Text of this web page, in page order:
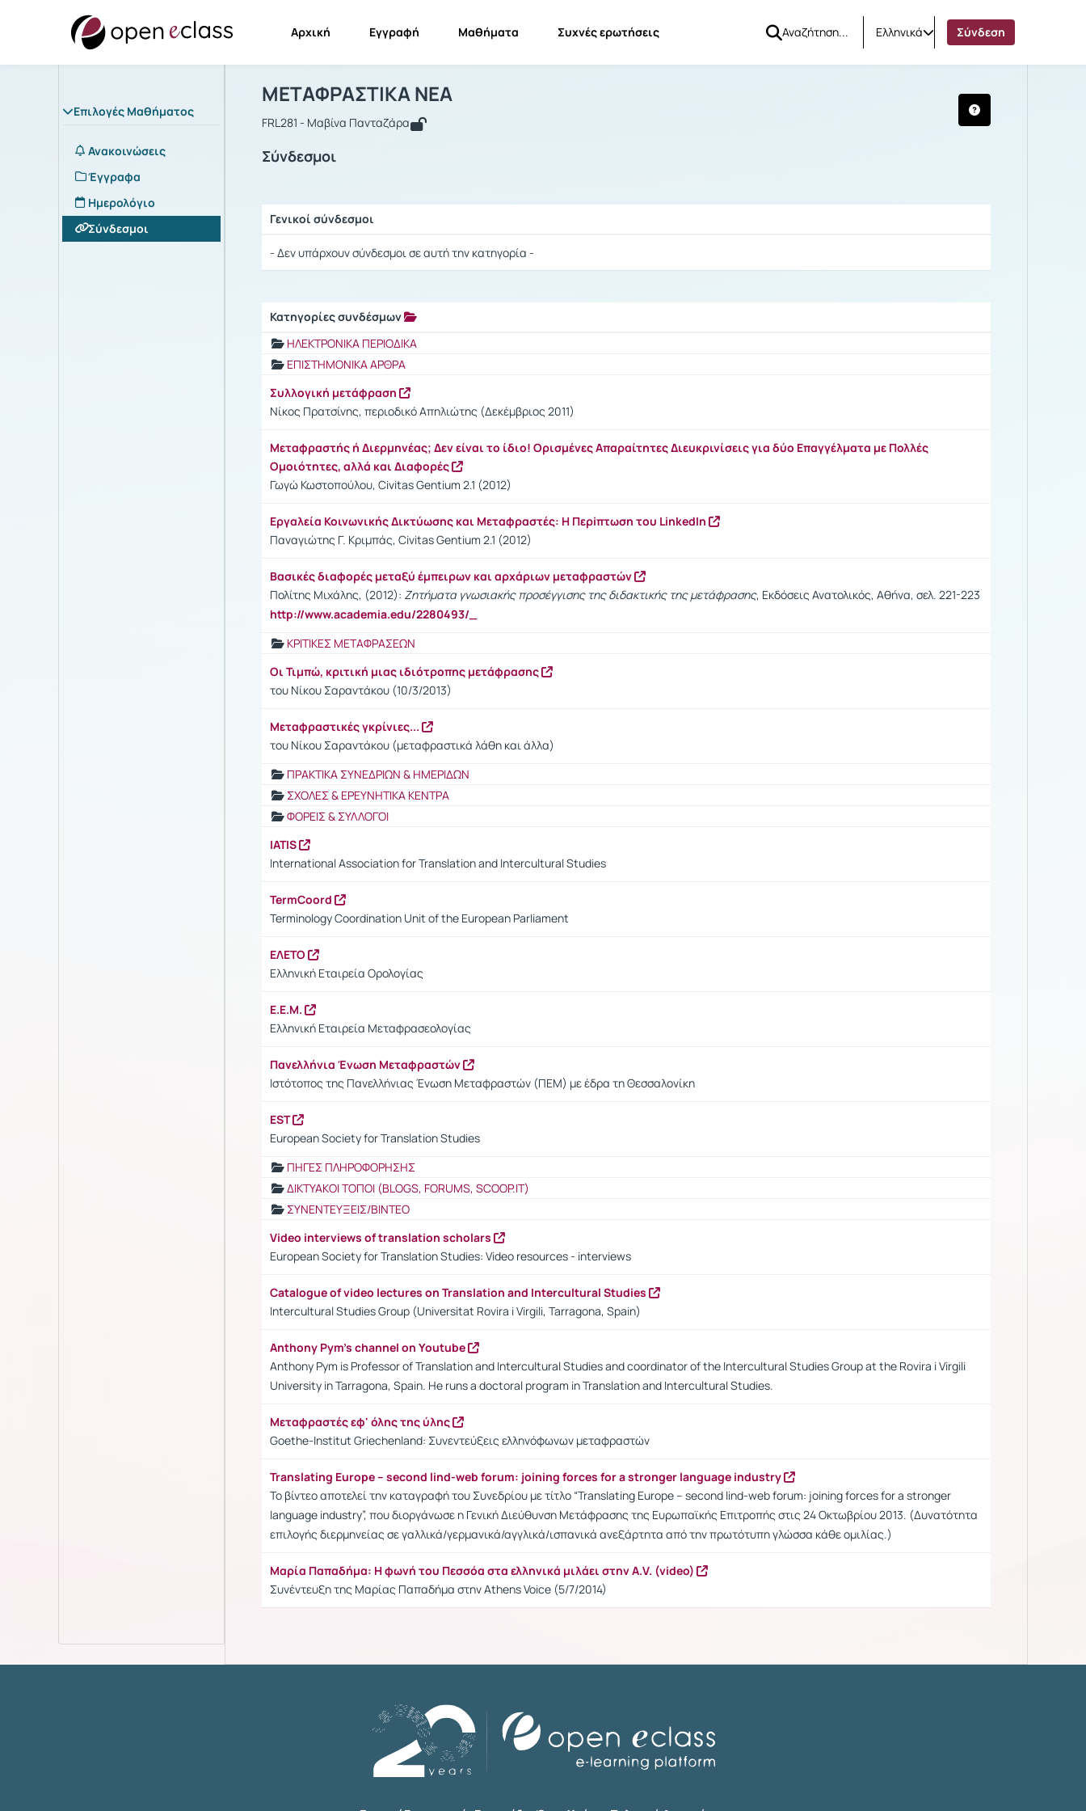
Αρχική Εγγραφή Μαθήματα Συχνές ερωτήσεις Ελληνικά Σύνδεση
Επιλογές Μαθήματος
Ανακοινώσεις
Έγγραφα
Ημερολόγιο
Σύνδεσμοι
Μάθημα : ΜΕΤΑΦΡΑΣΤΙΚΑ ΝΕΑ
ΜΕΤΑΦΡΑΣΤΙΚΑ ΝΕΑ
FRL281 - Μαβίνα Πανταζάρα
Σύνδεσμοι
Γενικοί σύνδεσμοι
- Δεν υπάρχουν σύνδεσμοι σε αυτή την κατηγορία -
Κατηγορίες συνδέσμων
ΗΛΕΚΤΡΟΝΙΚΑ ΠΕΡΙΟΔΙΚΑ
ΕΠΙΣΤΗΜΟΝΙΚΑ ΑΡΘΡΑ
Συλλογική μετάφραση
Νίκος Πρατσίνης, περιοδικό Απηλιώτης (Δεκέμβριος 2011)
Μεταφραστής ή Διερμηνέας; Δεν είναι το ίδιο! Ορισμένες Απαραίτητες Διευκρινίσεις για δύο Επαγγέλματα με Πολλές
Ομοιότητες, αλλά και Διαφορές
Γωγώ Κωστοπούλου, Civitas Gentium 2.1 (2012)
Εργαλεία Κοινωνικής Δικτύωσης και Μεταφραστές: Η Περiπτωση του LinkedIn
Παναγιώτης Γ. Κριμπάς, Civitas Gentium 2.1 (2012)
Βασικές διαφορές μεταξύ έμπειρων και αρχάριων μεταφραστών
Πολίτης Μιχάλης, (2012): Ζητήματα γνωσιακής προσέγγισης της διδακτικής της μετάφρασης, Εκδόσεις Ανατολικός, Αθήνα, σελ. 221-223
http://www.academia.edu/2280493/_
ΚΡΙΤΙΚΕΣ ΜΕΤΑΦΡΑΣΕΩΝ
Οι Τιμπώ, κριτική μιας ιδιότροπης μετάφρασης
του Νίκου Σαραντάκου (10/3/2013)
Μεταφραστικές γκρίνιες...
του Νίκου Σαραντάκου (μεταφραστικά λάθη και άλλα)
ΠΡΑΚΤΙΚΑ ΣΥΝΕΔΡΙΩΝ & ΗΜΕΡΙΔΩΝ
ΣΧΟΛΕΣ & ΕΡΕΥΝΗΤΙΚΑ ΚΕΝΤΡΑ
ΦΟΡΕΙΣ & ΣΥΛΛΟΓΟΙ
IATIS
International Association for Translation and Intercultural Studies
TermCoord
Terminology Coordination Unit of the European Parliament
ΕΛΕΤΟ
Ελληνική Εταιρεία Ορολογίας
Ε.Ε.Μ.
Ελληνική Εταιρεία Μεταφρασεολογίας
Πανελλήνια Ένωση Μεταφραστών
Ιστότοπος της Πανελλήνιας Ένωση Μεταφραστών (ΠΕΜ) με έδρα τη Θεσσαλονίκη
EST
European Society for Translation Studies
ΠΗΓΕΣ ΠΛΗΡΟΦΟΡΗΣΗΣ
ΔΙΚΤΥΑΚΟΙ ΤΟΠΟΙ (BLOGS, FORUMS, SCOOP.IT)
ΣΥΝΕΝΤΕΥΞΕΙΣ/ΒΙΝΤΕΟ
Video interviews of translation scholars
European Society for Translation Studies: Video resources - interviews
Catalogue of video lectures on Translation and Intercultural Studies
Intercultural Studies Group (Universitat Rovira i Virgili, Tarragona, Spain)
Anthony Pym's channel on Youtube
Anthony Pym is Professor of Translation and Intercultural Studies and coordinator of the Intercultural Studies Group at the Rovira i Virgili
University in Tarragona, Spain. He runs a doctoral program in Translation and Intercultural Studies.
Μεταφραστές εφ' όλης της ύλης
Goethe-Institut Griechenland: Συνεντεύξεις ελληνόφωνων μεταφραστών
Translating Europe – second lind-web forum: joining forces for a stronger language industry
Το βίντεο αποτελεί την καταγραφή του Συνεδρίου με τίτλο “Translating Europe – second lind-web forum: joining forces for a stronger
language industry”, που διοργάνωσε η Γενική Διεύθυνση Μετάφρασης της Ευρωπαϊκής Επιτροπής στις 24 Οκτωβρίου 2013. (Δυνατότητα
επιλογής διερμηνείας σε γαλλικά/γερμανικά/αγγλικά/ισπανικά ανεξάρτητα από την πρωτότυπη γλώσσα κάθε ομιλίας.)
Μαρία Παπαδήμα: Η φωνή του Πεσσόα στα ελληνικά μιλάει στην A.V. (video)
Συνέντευξη της Μαρίας Παπαδήμα στην Athens Voice (5/7/2014)